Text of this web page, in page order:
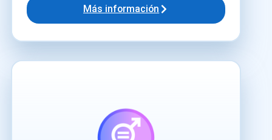
Más información